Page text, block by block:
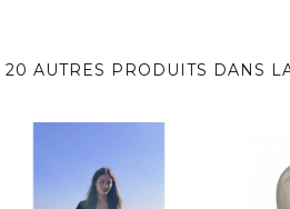
20 AUTRES PRODUITS DANS